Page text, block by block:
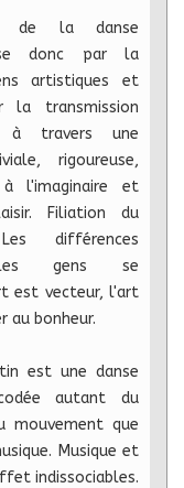
de la danse
donc par la
artistiques et
la transmission
à travers une
rigoureuse,
l'imaginaire et
Filiation du
différences
gens se
est vecteur, l'art
au bonheur.
est une danse
autant du
mouvement que
Musique et
indissociables.